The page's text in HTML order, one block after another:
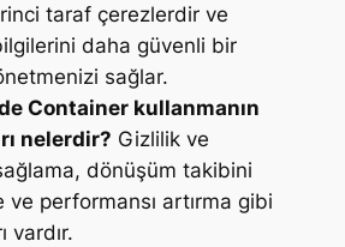
taraf çerezlerdir ve
daha güvenli bir
sağlar.
Container kullanmanın
nelerdir? Gizlilik ve
dönüşüm takibini
ve performansı artırma gibi
vardır.